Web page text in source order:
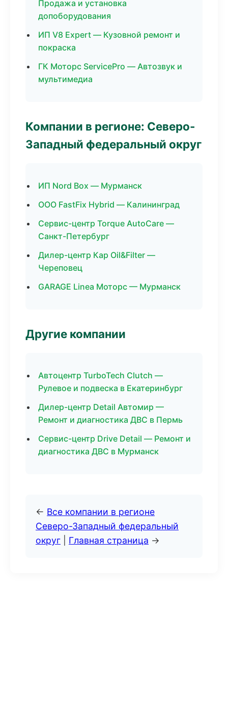
Продажа и установка
допоборудования
ИП V8 Expert — Кузовной ремонт и
покраска
ГК Моторс ServicePro — Автозвук и
мультимедиа
Компании в регионе: Северо-
Западный федеральный округ
ИП Nord Box — Мурманск
ООО FastFix Hybrid — Калининград
Сервис-центр Torque AutoCare —
Санкт-Петербург
Дилер-центр Кар Oil&Filter —
Череповец
GARAGE Linea Моторс — Мурманск
Другие компании
Автоцентр TurboTech Clutch —
Рулевое и подвеска в Екатеринбург
Дилер-центр Detail Автомир —
Ремонт и диагностика ДВС в Пермь
Сервис-центр Drive Detail — Ремонт и
диагностика ДВС в Мурманск
← Все компании в регионе
Северо-Западный федеральный
округ
Главная страница →